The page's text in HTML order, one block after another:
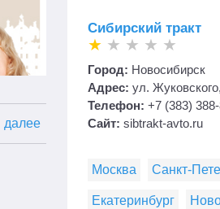
далее
Сибирский тракт
Город: Новосибирск
Адрес: ул.
Телефон: +7 (383)
Сайт: sibtrakt-avto.ru
Москва Санкт-
Екатеринбург